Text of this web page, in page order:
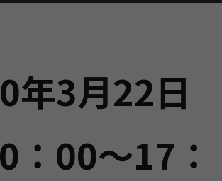
年3月22日
：00～17：